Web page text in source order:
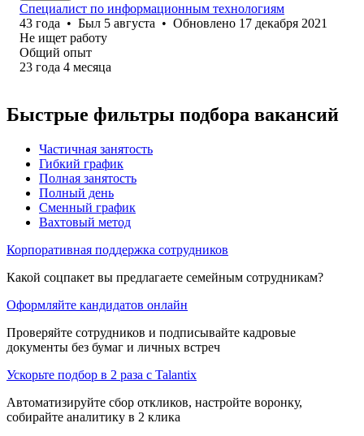
Специалист по информационным технологиям
43 года • Был 5 августа • Обновлено 17 декабря 2021
Не ищет работу
Общий опыт
23 года 4 месяца
Быстрые фильтры подбора вакансий
Частичная занятость
Гибкий график
Полная занятость
Полный день
Сменный график
Вахтовый метод
Корпоративная поддержка сотрудников
Какой соцпакет вы предлагаете семейным сотрудникам?
Оформляйте кандидатов онлайн
Проверяйте сотрудников и подписывайте кадровые
документы без бумаг и личных встреч
Ускорьте подбор в 2 раза с Talantix
Автоматизируйте сбор откликов, настройте воронку,
собирайте аналитику в 2 клика